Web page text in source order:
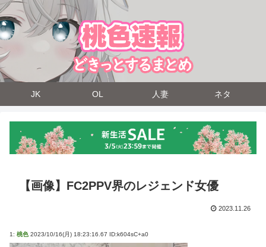
JK OL 人妻 ネタ
【画像】FC2PPV界のレジェンド女優
2023.11.26
1: 桃色 2023/10/16(月) 18:23:16.67 ID:k604sC+a0